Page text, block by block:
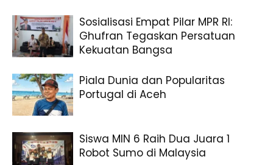
Sosialisasi Empat Pilar MPR RI:
Ghufran Tegaskan Persatuan
Kekuatan Bangsa
Piala Dunia dan Popularitas
Portugal di Aceh
Siswa MIN 6 Raih Dua Juara 1
Robot Sumo di Malaysia